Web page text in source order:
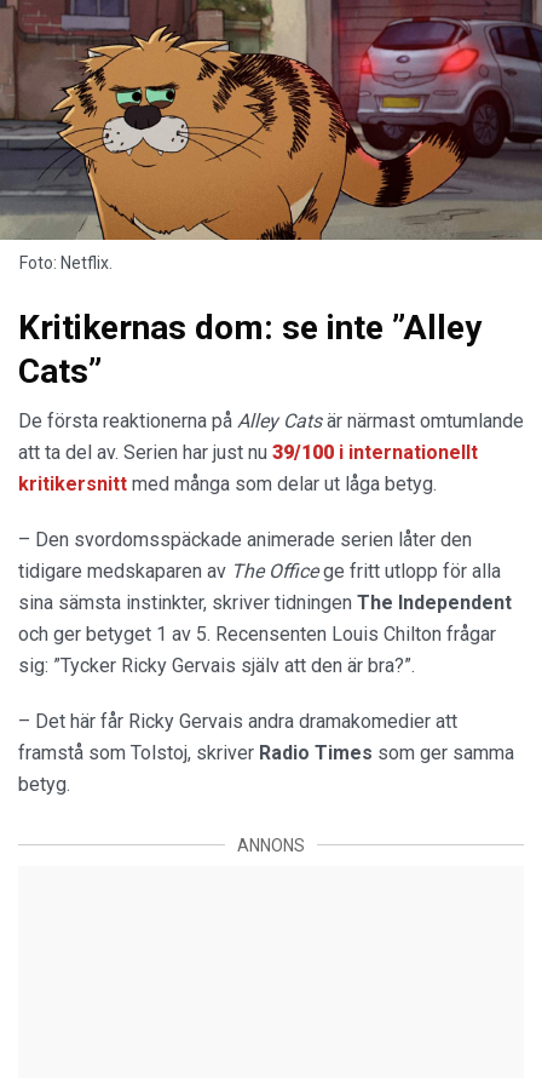
Foto: Netflix.
Kritikernas dom: se inte ”Alley
Cats”
De första reaktionerna på Alley Catsär närmast omtumlande
att ta del av. Serien har just nu 39/100 i internationellt
kritikersnitt med många som delar ut låga betyg.
– Den svordomsspäckade animerade serien låter den
tidigare medskaparen av The Officege fritt utlopp för alla
sina sämsta instinkter, skriver tidningen The Independent
och ger betyget 1 av 5. Recensenten Louis Chilton frågar
sig: ”Tycker Ricky Gervais själv att den är bra?”.
– Det här får Ricky Gervais andra dramakomedier att
framstå som Tolstoj, skriver Radio Times som ger samma
betyg.
ANNONS